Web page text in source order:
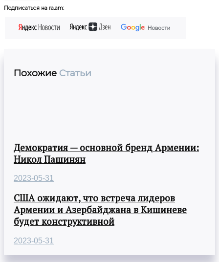
Подписаться на ra.am:
Похожие Статьи
Демократия — основной бренд Армении:
Никол Пашинян
2023-05-31
США ожидают, что встреча лидеров
Армении и Азербайджана в Кишиневе
будет конструктивной
2023-05-31